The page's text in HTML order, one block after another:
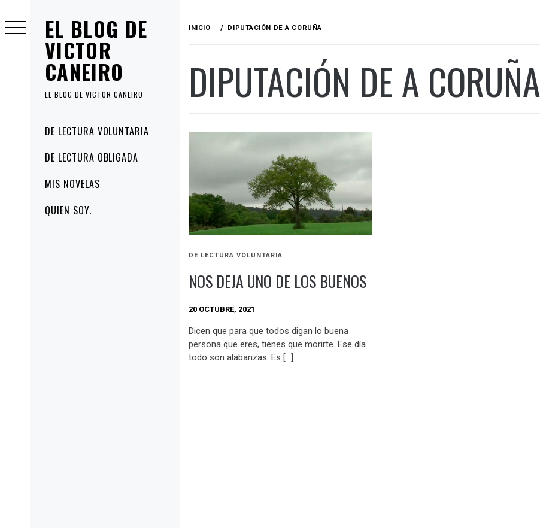
EL BLOG DE
VICTOR
CANEIRO
EL BLOG DE VICTOR CANEIRO
principal
DE LECTURA VOLUNTARIA
DE LECTURA OBLIGADA
MIS NOVELAS
QUIEN SOY.
al
contenido
INICIO DIPUTACIÓN DE A CORUÑA
DIPUTACIÓN DE A CORUÑA
DE LECTURA VOLUNTARIA
NOS DEJA UNO DE LOS BUENOS
20 OCTUBRE, 2021
Dicen que para que todos digan lo buena
persona que eres, tienes que morirte. Ese día
todo son alabanzas. Es […]